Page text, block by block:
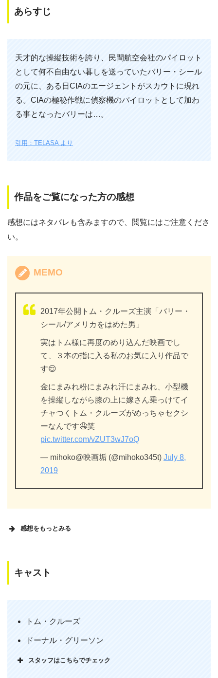
あらすじ
天才的な操縦技術を誇り、民間航空会社のパイロット
として何不自由ない暮しを送っていたバリー・シール
の元に、ある日CIAのエージェントがスカウトに現れ
る。CIAの極秘作戦に偵察機のパイロットとして加わ
る事となったバリーは…。
引用：TELASA より
作品をご覧になった方の感想
感想にはネタバレも含みますので、閲覧にはご注意くださ
い。
MEMO
2017年公開トム・クルーズ主演「バリー・
シール/アメリカをはめた男」
実はトム様に再度のめり込んだ映画でし
て、３本の指に入る私のお気に入り作品で
す😌
金にまみれ粉にまみれ汗にまみれ、小型機
を操縦しながら膝の上に嫁さん乗っけてイ
チャつくトム・クルーズがめっちゃセクシ
ーなんです🤤笑
pic.twitter.com/vZUT3wJ7oQ
— mihoko@映画垢 (@mihoko345t) July 8,
2019
感想をもっとみる
ありません！！いやほんまそれ。
何よりこういう映画って説教じみた感じ
のも好感もてる。
キャスト
トム・クルーズ
ドーナル・グリーソン
スタッフはこちらでチェック